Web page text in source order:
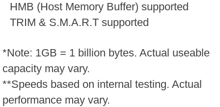
HMB (Host Memory Buffer) supported
TRIM & S.M.A.R.T supported
*Note: 1GB = 1 billion bytes. Actual useable
capacity may vary.
**Speeds based on internal testing. Actual
performance may vary.